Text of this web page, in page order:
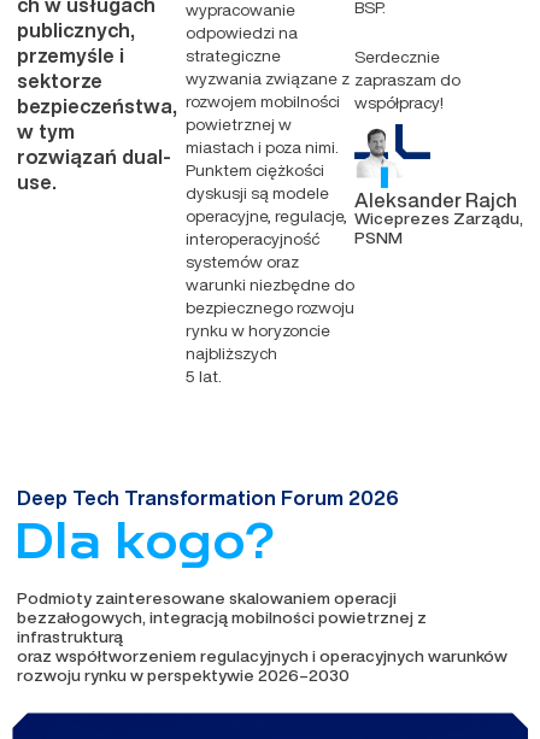
publicznych,
przemyśle i
sektorze
bezpieczeństwa,
w tym
rozwiązań dual-
use.
wypracowanie
odpowiedzi na
strategiczne
wyzwania związane z
rozwojem mobilności
powietrznej w
miastach i poza nimi.
Punktem ciężkości
dyskusji są modele
operacyjne, regulacje,
interoperacyjność
systemów oraz
warunki niezbędne do
bezpiecznego rozwoju
rynku w horyzoncie
najbliższych
5 lat.
BSP.
Serdecznie
zapraszam do
współpracy!
Aleksander Rajch
Wiceprezes Zarządu,
PSNM
Deep Tech Transformation Forum 2026
Dla kogo?
Podmioty zainteresowane skalowaniem operacji
bezzałogowych, integracją mobilności powietrznej z
infrastrukturą
oraz współtworzeniem regulacyjnych i operacyjnych warunków
rozwoju rynku w perspektywie 2026–2030